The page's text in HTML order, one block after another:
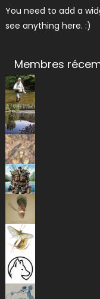
You need to add a
see anything here. :)
Membres